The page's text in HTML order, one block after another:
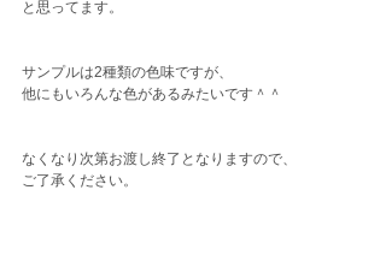
と思ってます。
サンプルは2種類の色味ですが、
他にもいろんな色があるみたいです＾＾
なくなり次第お渡し終了となりますので、
ご了承ください。